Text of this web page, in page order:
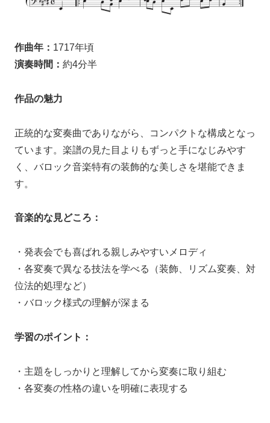
作曲年： 1717年頃
演奏時間： 約4分半
作品の魅力
正統的な変奏曲でありながら、コンパクトな構成となっ
ています。楽譜の見た目よりもずっと手になじみやす
く、バロック音楽特有の装飾的な美しさを堪能できま
す。
音楽的な見どころ：
・発表会でも喜ばれる親しみやすいメロディ
・各変奏で異なる技法を学べる（装飾、リズム変奏、対
位法的処理など）
・バロック様式の理解が深まる
学習のポイント：
・主題をしっかりと理解してから変奏に取り組む
・各変奏の性格の違いを明確に表現する